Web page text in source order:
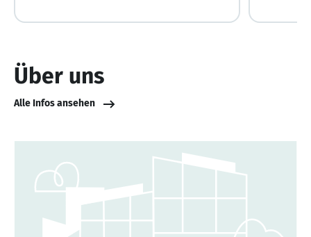
Über uns
Alle Infos ansehen